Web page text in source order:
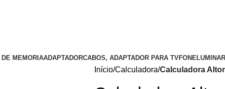
MEMORIAADAPTADORCABOS, ADAPTADOR PARA TVFONE
Início Calculadora Calculadora